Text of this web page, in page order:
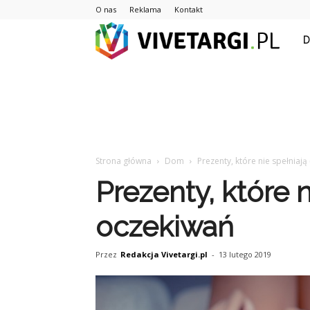
O nas Reklama Kontakt
Strona główna Dom Prezenty, które nie
Prezenty, które
oczekiwań
Przez Redakcja Vivetargi.pl - 13 lutego 2019